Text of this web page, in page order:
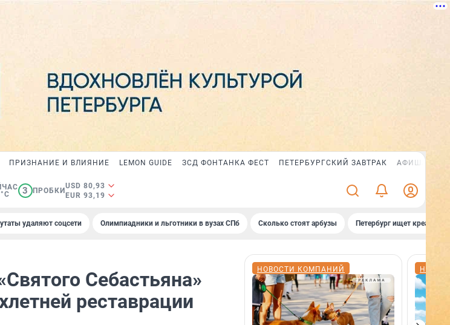
ПРИЗНАНИЕ И ВЛИЯНИЕ LEMON GUIDE ЗСД ФОНТАНКА ФЕСТ ПЕТЕРБУРГСКИЙ ЗАВТРАК АФИША PLUS
3 ПРОБКИ
USD 80,93
EUR 93,19
удаляют соцсети Олимпиадники и льготники в вузах СПб Сколько стоят арбузы Петербург ищет креатив
Себастьяна»
реставрации
НОВОСТИ КОМПАНИЙ